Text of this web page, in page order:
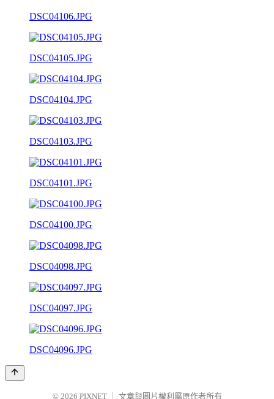
DSC04106.JPG
DSC04105.JPG
DSC04104.JPG
DSC04103.JPG
DSC04101.JPG
DSC04100.JPG
DSC04098.JPG
DSC04097.JPG
DSC04096.JPG
© 2026 PIXNET 文章與圖片權利屬原作者所有